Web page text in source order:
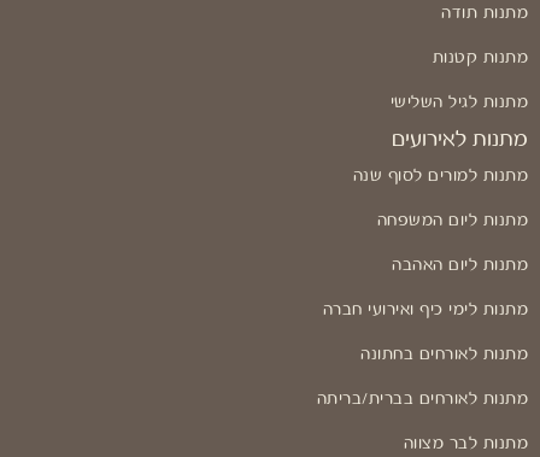
מתנות תודה
מתנות קטנות
מתנות לגיל השלישי
מתנות לאירועים
מתנות למורים לסוף שנה
מתנות ליום המשפחה
מתנות ליום האהבה
מתנות לימי כיף ואירועי חברה
מתנות לאורחים בחתונה
מתנות לאורחים בברית/בריתה
מתנות לבר מצווה